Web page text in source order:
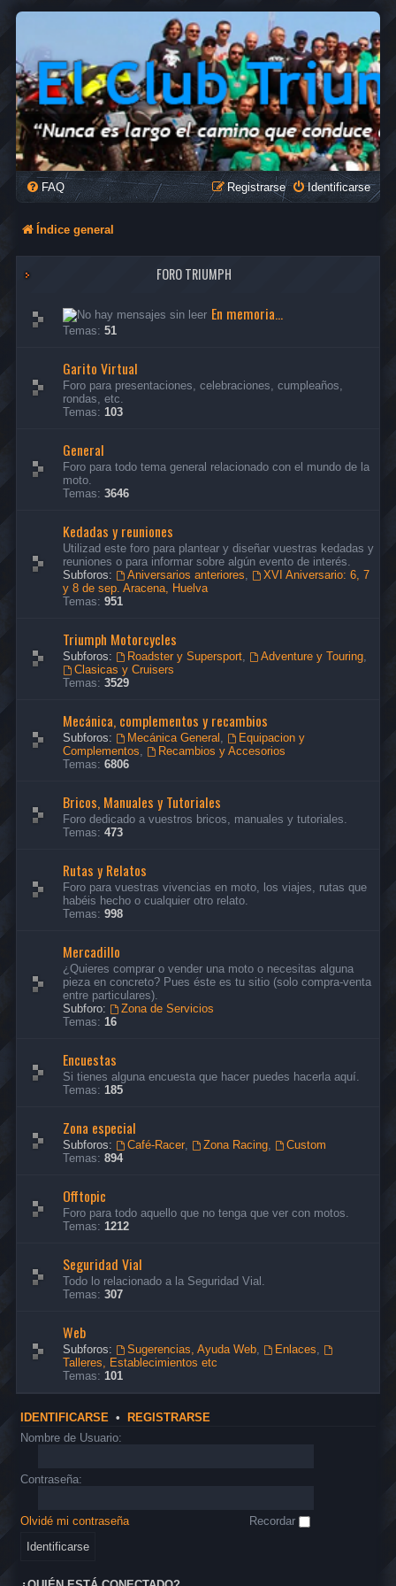
FAQ Identificarse
Registrarse
Índice general
FORO TRIUMPH
En memoria...
Temas: 51
Garito Virtual
Foro para presentaciones, celebraciones, cumpleaños,
rondas, etc.
Temas: 103
General
Foro para todo tema general relacionado con el mundo de la
moto.
Temas: 3646
Kedadas y reuniones
Utilizad este foro para plantear y diseñar vuestras kedadas y
reuniones o para informar sobre algún evento de interés.
Subforos:
Aniversarios anteriores,
XVI Aniversario: 6, 7
y 8 de sep. Aracena, Huelva
Temas: 951
Triumph Motorcycles
Subforos: Roadster y Supersport, Adventure y Touring,
Clasicas y Cruisers
Temas: 3529
Mecánica, complementos y recambios
Subforos: Mecánica General ,
Equipacion y
Complementos,
Recambios y Accesorios
Temas: 6806
Bricos, Manuales y Tutoriales
Foro dedicado a vuestros bricos, manuales y tutoriales.
Temas: 473
Rutas y Relatos
Foro para vuestras vivencias en moto, los viajes, rutas que
habéis hecho o cualquier otro relato.
Temas: 998
Mercadillo
¿Quieres comprar o vender una moto o necesitas alguna
pieza en concreto? Pues éste es tu sitio (solo compra-venta
entre particulares).
Subforo:
Zona de Servicios
Temas: 16
Encuestas
Si tienes alguna encuesta que hacer puedes hacerla aquí.
Temas: 185
Zona especial
Subforos: Café-Racer, Zona Racing,
Custom
Temas: 894
Offtopic
Foro para todo aquello que no tenga que ver con motos.
Temas: 1212
Seguridad Vial
Todo lo relacionado a la Seguridad Vial.
Temas: 307
Web
Subforos: Sugerencias, Ayuda Web, Enlaces,
Talleres, Establecimientos etc
Temas: 101
IDENTIFICARSE • REGISTRARSE
Nombre de Usuario:
Contraseña:
Olvidé mi contraseña Recordar